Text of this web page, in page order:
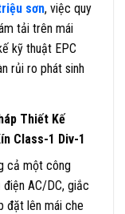
sơn, việc quy
tải trên mái
kỹ thuật EPC
rủi ro phát sinh
Thiết Kế
Class-1 Div-1
cả một công
AC/DC, giắc
đặt lên mái che